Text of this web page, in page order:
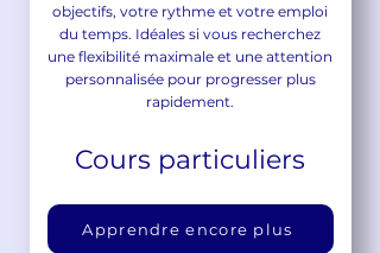
objectifs, votre rythme et votre emploi
du temps. Idéales si vous recherchez
une flexibilité maximale et une attention
personnalisée pour progresser plus
rapidement.
Cours particuliers
Apprendre encore plus